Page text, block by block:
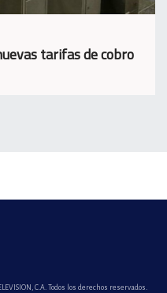
tarifas de cobro
C.A. Todos los derechos reservados.